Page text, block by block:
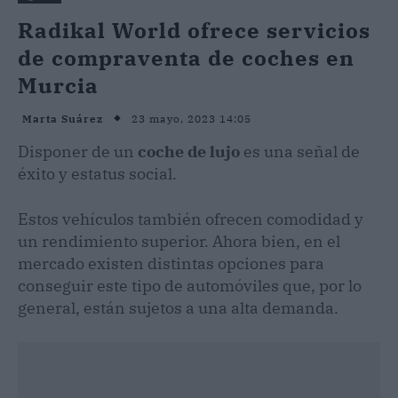
Radikal World ofrece servicios
de compraventa de coches en
Murcia
Marta Suárez 23 mayo, 2023 14:05
Disponer de un coche de lujo es una señal de
éxito y estatus social.
Estos vehículos también ofrecen comodidad y
un rendimiento superior. Ahora bien, en el
mercado existen distintas opciones para
conseguir este tipo de automóviles que, por lo
general, están sujetos a una alta demanda.